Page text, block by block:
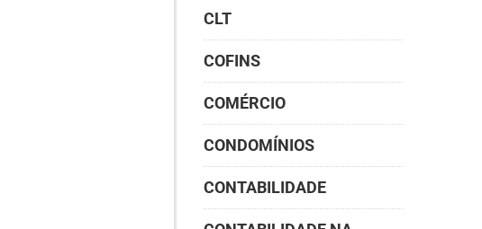
CLT
COFINS
COMÉRCIO
CONDOMÍNIOS
CONTABILIDADE